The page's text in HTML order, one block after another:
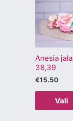
Anesia
38,39
€15.50
Vali